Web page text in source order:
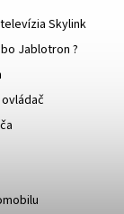
Skylink
Jablotron ?